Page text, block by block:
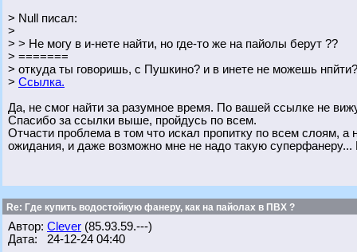
> Null писал:
>
> > Не могу в и-нете найти, но где-то же на пайолы берут ??
> =======
> откуда ты говоришь, с Пушкино? и в инете не можешь
> Ссылка.
Да, не смог найти за разумное время. По вашей ссылке не
Спасибо за ссылки выше, пройдусь по всем.
Отчасти проблема в том что искал пропитку по всем слоям,
ожидания, и даже возможно мне не надо такую
Re: Где купить водостойкую фанеру, как на пайолах в ПВХ ?
Автор: Clever (85.93.59.---)
Дата: 24-12-24 04:40